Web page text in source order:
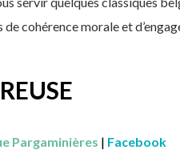
de cohérence morale et
Pargaminières | Facebook